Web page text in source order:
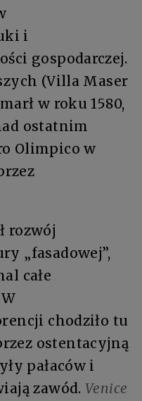
i
gospodarczej.
(Villa Maser
w roku 1580,
ostatnim
Olimpico w
rozwój
„fasadowej”,
całe
chodziło tu
ostentacyjną
pałaców i
zawód. Venice